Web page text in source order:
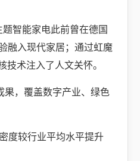
智能家电此前曾在德国
融入现代家居；通过虹魔
术注入了人文关怀。
果，覆盖数字产业、绿色
度较行业平均水平提升